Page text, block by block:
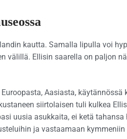
kautta. Samalla lipulla voi
välillä. Ellisin saarella on paljon
Aasiasta,
siirtolaisen tuli kulkea
uusia asukkaita, ei ketä
ja vastaamaan